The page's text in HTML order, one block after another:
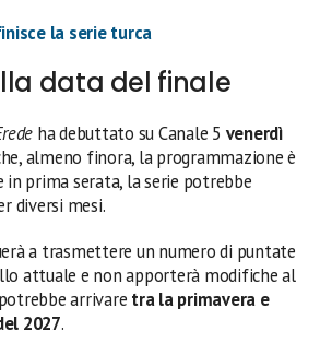
la serie turca
data del finale
ha debuttato su Canale 5 venerdì
almeno finora, la programmazione è
prima serata, la serie potrebbe
diversi mesi.
a trasmettere un numero di puntate
attuale e non apporterà modifiche al
arrivare tra la primavera e
2027.